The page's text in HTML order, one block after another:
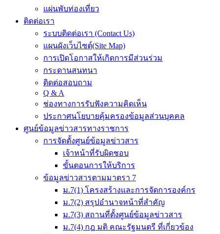
แผ่นพับท่องเที่ยว
ติดต่อเรา
ระบบติดต่อเรา (Contact Us)
แผนผังเว็บไซต์(Site Map)
การเปิดโอกาสให้เกิดการมีส่วนร่วม
กระดานสนทนา
ติดต่อสอบถาม
Q & A
ช่องทางการรับฟังความคิดเห็น
ประกาศนโยบายคุ้มครองข้อมูลส่วนบุคคล
ศูนย์ข้อมูลข่าวสารทางราชการ
การจัดตั้งศูนย์ข้อมูลข่าวสาร
เจ้าหน้าที่รับผิดชอบ
ขั้นตอนการให้บริการ
ข้อมูลข่าวสารตามมาตรา 7
ม.7(1) โครงสร้างและการจัดการองค์กร
ม.7(2) สรุปอำนาจหน้าที่สำคัญ
ม.7(3) สถานที่ตั้งศูนย์ข้อมูลข่าวสาร
ม.7(4) กฎ มติ คณะรัฐมนตรี ที่เกี่ยวข้อง